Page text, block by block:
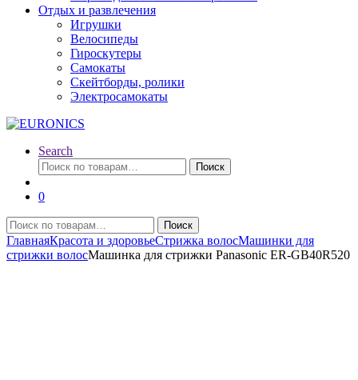
Отдых и развлечения
Игрушки
Велосипеды
Гироскутеры
Самокаты
Скейтборды, ролики
Электросамокаты
Search
Искать:
Поиск
0
Искать:
Поиск
ГлавнаяКрасота и здоровьеСтрижка волосМашинки для
стрижки волосМашинка для стрижки Panasonic ER-GB40R520